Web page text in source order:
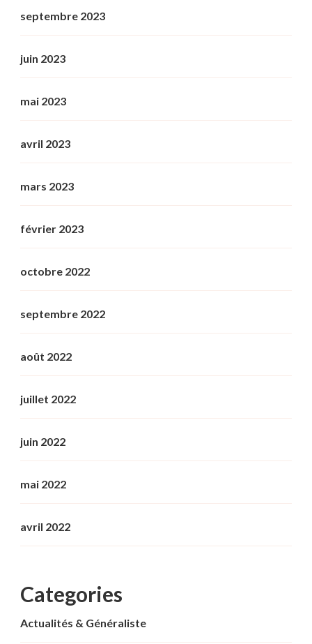
septembre 2023
juin 2023
mai 2023
avril 2023
mars 2023
février 2023
octobre 2022
septembre 2022
août 2022
juillet 2022
juin 2022
mai 2022
avril 2022
Categories
Actualités & Généraliste